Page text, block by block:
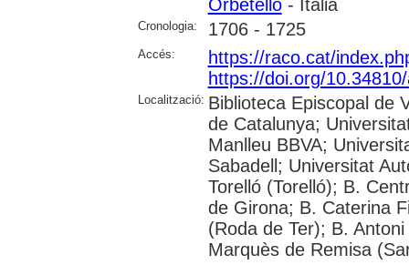
Orbetello- Itàlia
Cronologia: 1706 - 1725
Accés:
https://raco.cat/
https://doi.org/
Localització: Biblioteca Episcopal de
de Catalunya;
Manlleu BBVA;
Sabadell; Universitat
Torelló (Torelló); B.
de Girona; B. Caterina
(Roda de Ter); B.
Marquès de Remisa